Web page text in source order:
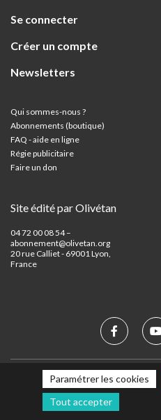
Se connecter
Créer un compte
Newsletters
Qui sommes-nous ?
Abonnements (boutique)
FAQ - aide en ligne
Régie publicitaire
Faire un don
Site édité par Olivétan
04 72 00 08 54 –
abonnement@olivetan.org
20 rue Calliet - 69001 Lyon,
France
Mentions légales
Paramétrer les cookies
Tout accepter